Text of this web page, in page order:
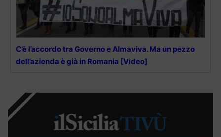
C’è l’accordo tra Governo e Almaviva. Ma un pezzo
dell’azienda è già in Romania [Video]